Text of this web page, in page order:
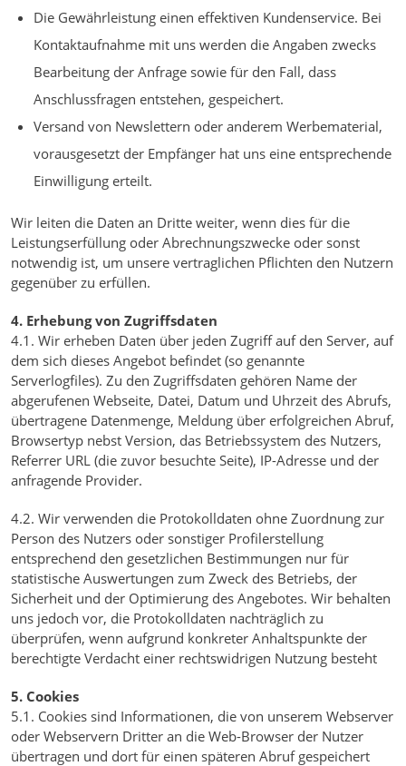
Die Gewährleistung einen effektiven Kundenservice. Bei
Kontaktaufnahme mit uns werden die Angaben zwecks
Bearbeitung der Anfrage sowie für den Fall, dass
Anschlussfragen entstehen, gespeichert.
Versand von Newslettern oder anderem Werbematerial,
vorausgesetzt der Empfänger hat uns eine entsprechende
Einwilligung erteilt.
Wir leiten die Daten an Dritte weiter, wenn dies für die
Leistungserfüllung oder Abrechnungszwecke oder sonst
notwendig ist, um unsere vertraglichen Pflichten den Nutzern
gegenüber zu erfüllen.
4. Erhebung von Zugriffsdaten
4.1. Wir erheben Daten über jeden Zugriff auf den Server, auf
dem sich dieses Angebot befindet (so genannte
Serverlogfiles). Zu den Zugriffsdaten gehören Name der
abgerufenen Webseite, Datei, Datum und Uhrzeit des Abrufs,
übertragene Datenmenge, Meldung über erfolgreichen Abruf,
Browsertyp nebst Version, das Betriebssystem des Nutzers,
Referrer URL (die zuvor besuchte Seite), IP-Adresse und der
anfragende Provider.
4.2. Wir verwenden die Protokolldaten ohne Zuordnung zur
Person des Nutzers oder sonstiger Profilerstellung
entsprechend den gesetzlichen Bestimmungen nur für
statistische Auswertungen zum Zweck des Betriebs, der
Sicherheit und der Optimierung des Angebotes. Wir behalten
uns jedoch vor, die Protokolldaten nachträglich zu
überprüfen, wenn aufgrund konkreter Anhaltspunkte der
berechtigte Verdacht einer rechtswidrigen Nutzung besteht
5. Cookies
5.1. Cookies sind Informationen, die von unserem Webserver
oder Webservern Dritter an die Web-Browser der Nutzer
übertragen und dort für einen späteren Abruf gespeichert